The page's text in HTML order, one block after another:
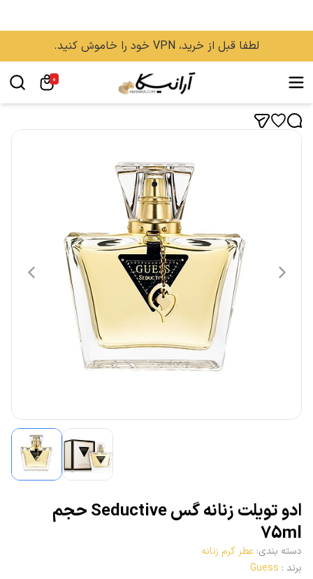
لطفا قبل از خرید، VPN خود را خاموش کنید.
0
ادو تویلت زنانه گس Seductive‎ حجم
75ml
دسته بندی: عطر گرم زنانه
برند :
Guess